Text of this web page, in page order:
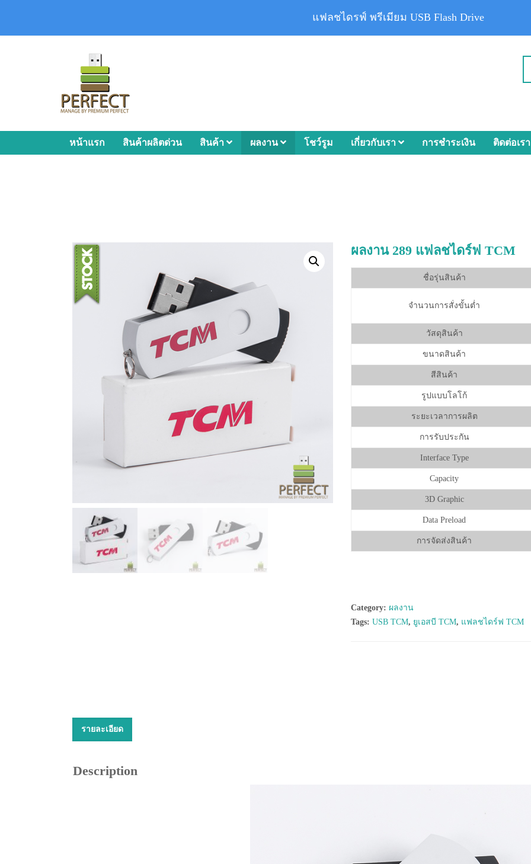
หน้าแรก สินค้าผลิตด่วน สินค้า ผลงาน โชว์รูม เกี่ยวกับเรา การชำระเงิน ติดต่อเรา
ผลงาน 289 แฟลชไดร์ฟ TCM
ชื่อรุ่นสินค้า
จำนวนการสั่งขั้นต่ำ
วัสดุสินค้า
ขนาดสินค้า
สีสินค้า
รูปแบบโลโก้
ระยะเวลาการผลิต
การรับประกัน
Interface Type
Capacity
3D Graphic
Data Preload
การจัดส่งสินค้า
Category: ผลงาน
Tags: USB TCM, ยูเอสบี TCM, แฟลชไดร์ฟ TCM
รายละเอียด
Description
แฟลชไดรฟ์ พรีเมียม USB Flash Drive